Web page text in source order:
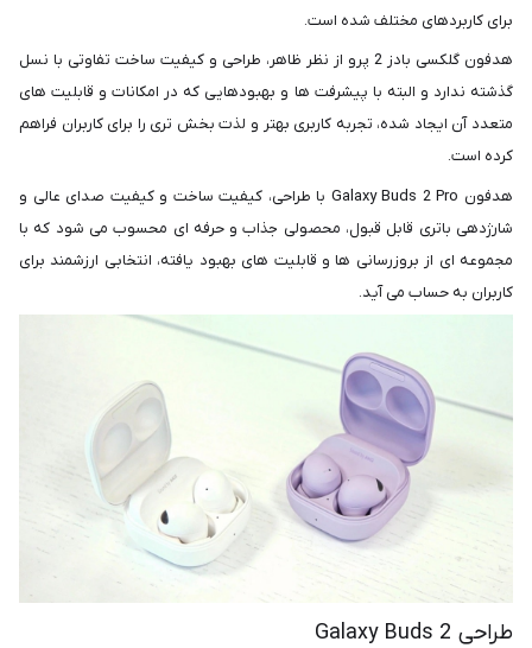
برای کاربردهای مختلف شده است.
هدفون گلکسی بادز 2 پرو از نظر ظاهر، طراحی و کیفیت ساخت تفاوتی با نسل
گذشته ندارد و البته با پیشرفت ها و بهبودهایی که در امکانات و قابلیت های
متعدد آن ایجاد شده، تجربه کاربری بهتر و لذت بخش تری را برای کاربران فراهم
کرده است.
هدفون Galaxy Buds 2 Pro با طراحی، کیفیت ساخت و کیفیت صدای عالی و
شارژدهی باتری قابل قبول، محصولی جذاب و حرفه ای محسوب می شود که با
مجموعه ای از بروزرسانی ها و قابلیت های بهبود یافته، انتخابی ارزشمند برای
کاربران به حساب می آید.
طراحی Galaxy Buds 2